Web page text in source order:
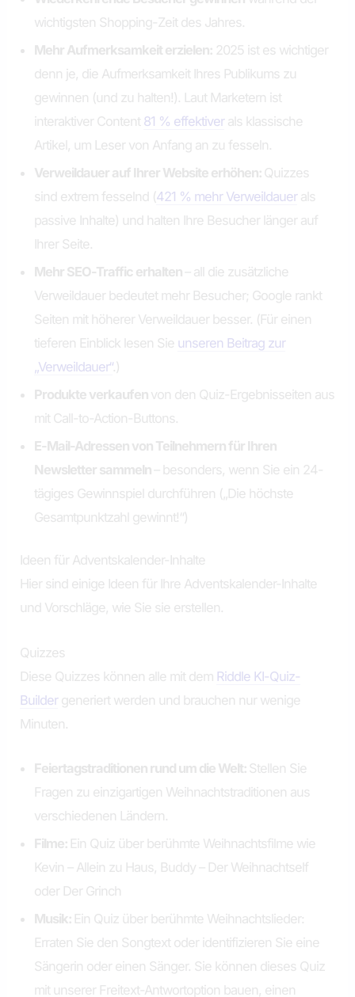
wichtigsten Shopping-Zeit des Jahres.
Mehr Aufmerksamkeit erzielen: 2025 ist es wichtiger
denn je, die Aufmerksamkeit Ihres Publikums zu
gewinnen (und zu halten!). Laut Marketern ist
interaktiver Content 81 % effektiverals klassische
Artikel, um Leser von Anfang an zu fesseln.
Verweildauer auf Ihrer Website erhöhen: Quizzes
sind extrem fesselnd (421 % mehr Verweildauerals
passive Inhalte) und halten Ihre Besucher länger auf
Ihrer Seite.
Mehr SEO-Traffic erhalten
– all die zusätzliche
Verweildauer bedeutet mehr Besucher; Google rankt
Seiten mit höherer Verweildauer besser. (Für einen
tieferen Einblick lesen Sie unseren Beitrag zur
„Verweildauer“.)
Produkte verkaufen von den Quiz-Ergebnisseiten aus
mit Call-to-Action-Buttons.
E-Mail-Adressen von Teilnehmern für Ihren
Newsletter sammeln
– besonders, wenn Sie ein 24-
tägiges Gewinnspiel durchführen („Die höchste
Gesamtpunktzahl gewinnt!“)
Ideen für Adventskalender-Inhalte
Hier sind einige Ideen für Ihre Adventskalender-Inhalte
und Vorschläge, wie Sie sie erstellen.
Quizzes
Diese Quizzes können alle mit dem Riddle KI-Quiz-
Buildergeneriert werden und brauchen nur wenige
Minuten.
Feiertagstraditionen rund um die Welt: Stellen Sie
Fragen zu einzigartigen Weihnachtstraditionen aus
verschiedenen Ländern.
Filme: Ein Quiz über berühmte Weihnachtsfilme wie
Kevin – Allein zu Haus, Buddy – Der Weihnachtself
oder Der Grinch
Musik: Ein Quiz über berühmte Weihnachtslieder:
Erraten Sie den Songtext oder identifizieren Sie eine
Sängerin oder einen Sänger. Sie können dieses Quiz
mit unserer Freitext-Antwortoption bauen, einen